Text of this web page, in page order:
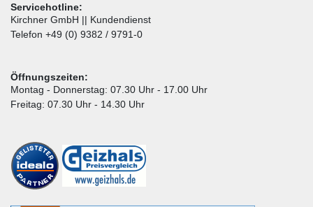
Servicehotline:
Kirchner GmbH || Kundendienst
Telefon +49 (0) 9382 / 9791-0
Öffnungszeiten:
Montag - Donnerstag: 07.30 Uhr - 17.00 Uhr
Freitag: 07.30 Uhr - 14.30 Uhr